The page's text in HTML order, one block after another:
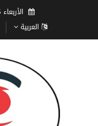
الأربعاء 5 أغسطس 2026 م
العربية